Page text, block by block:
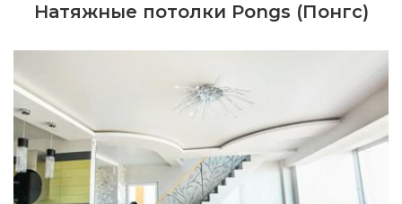
Натяжные потолки Pongs (Понгс)